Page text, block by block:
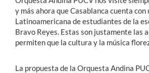
y más ahora que Casablanca cuenta
Latinoamericana de estudiantes de la
Bravo Reyes. Estas son justamente las
permiten que la cultura y la música
La propuesta de la Orquesta Andina